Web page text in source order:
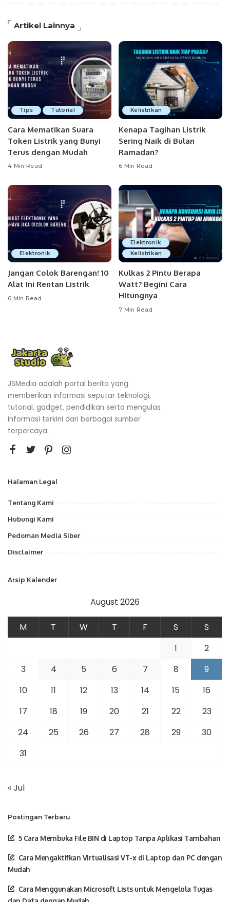
Artikel Lainnya
Tips Tutorial
Cara Mematikan Suara
Token Listrik yang Bunyi
Terus dengan Mudah
4 Min Read
Kelistrikan
Kenapa Tagihan Listrik
Sering Naik di Bulan
Ramadan?
6 Min Read
Elektronik
Jangan Colok Barengan! 10
Alat Ini Rentan Listrik
6 Min Read
Elektronik
Kelistrikan
Kulkas 2 Pintu Berapa
Watt? Begini Cara
Hitungnya
7 Min Read
JSMedia adalah portal berita yang
memberikan informasi seputar teknologi,
tutorial, gadget, pendidikan serta mengulas
informasi terkini dari berbagai sumber
terpercaya.
Halaman Legal
Tentang Kami
Hubungi Kami
Pedoman Media Siber
Disclaimer
Arsip Kalender
August 2026
M T W T F S
S
1
2
3
4 5 6 7 8
9
10
11 12 13 14 15
16
17
18 19 20 21 22
23
24
25 26 27 28 29
30
31
« Jul
Postingan Terbaru
5 Cara Membuka File BIN di Laptop Tanpa Aplikasi Tambahan
Cara Mengaktifkan Virtualisasi VT-x di Laptop dan PC dengan
Mudah
Cara Menggunakan Microsoft Lists untuk Mengelola Tugas